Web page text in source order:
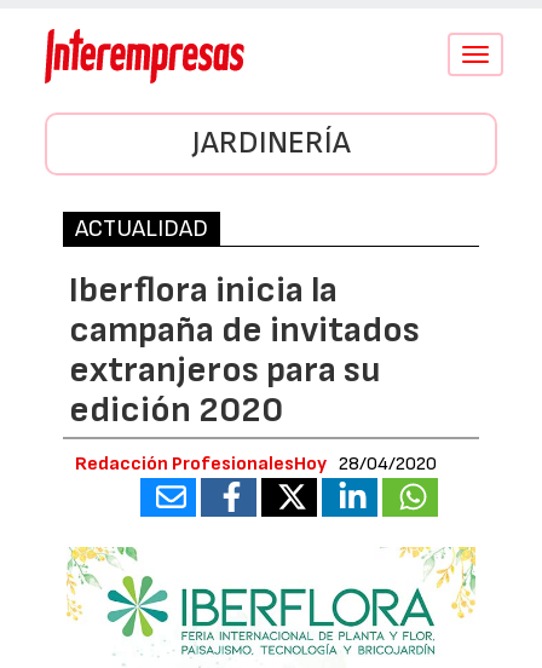
Conmutar
JARDINERÍA
ACTUALIDAD
Iberflora inicia la
campaña de invitados
extranjeros para su
edición 2020
Redacción ProfesionalesHoy 28/04/2020